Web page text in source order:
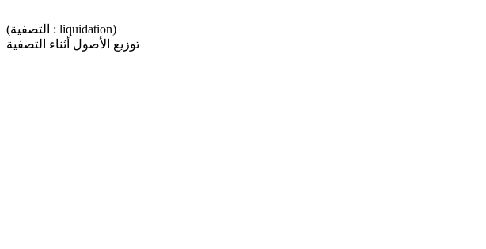
(التصفية : liquidation)
توزيع الأصول أثناء التصفية